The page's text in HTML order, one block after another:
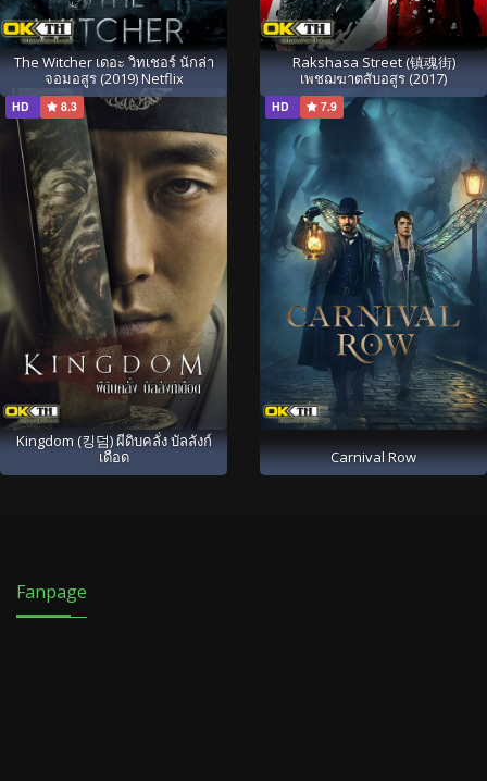
The Witcher เดอะ วิทเชอร์ นักล่า
จอมอสูร (2019) Netflix
Rakshasa Street (镇魂街)
เพชฌฆาตสับอสูร (2017)
HD 8.3
Kingdom (킹덤) ผีดิบคลั่ง บัลลังก์
เดือด
HD 7.9
Carnival Row
Fanpage